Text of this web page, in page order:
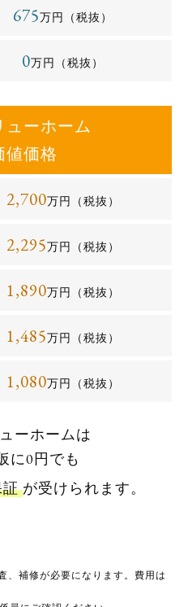
675万円 （税抜）
0万円 （税抜）
ューホーム
値価格
2,700万円（税抜）
2,295万円（税抜）
1,890万円（税抜）
1,485万円（税抜）
1,080万円（税抜）
ーホームは
に0円でも
が受けられます。
補修が必要になります。費用は